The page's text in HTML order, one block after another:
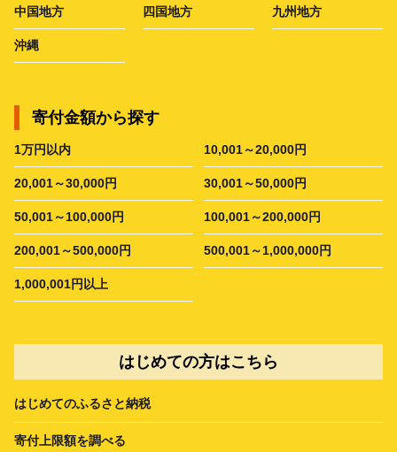
中国地方 四国地方 九州地方
沖縄
寄付金額から探す
1万円以内 10,001～20,000円
20,001～30,000円 30,001～50,000円
50,001～100,000円 100,001～200,000円
200,001～500,000円 500,001～1,000,000円
1,000,001円以上
はじめての方はこちら
はじめてのふるさと納税
寄付上限額を調べる